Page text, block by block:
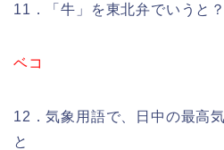
11．「牛」を東北弁でいうと？
ベコ
12．気象用語で、日中の最高
と